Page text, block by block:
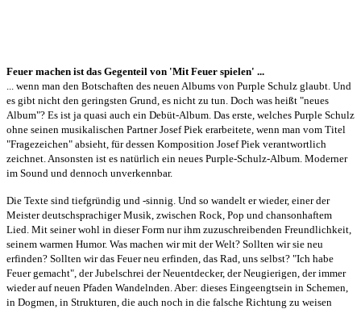
Feuer machen ist das Gegenteil von 'Mit Feuer spielen' ...
... wenn man den Botschaften des neuen Albums von Purple Schulz glaubt. Und
es gibt nicht den geringsten Grund, es nicht zu tun. Doch was heißt "neues
Album"? Es ist ja quasi auch ein Debüt-Album. Das erste, welches Purple Schulz
ohne seinen musikalischen Partner Josef Piek erarbeitete, wenn man vom Titel
"Fragezeichen" absieht, für dessen Komposition Josef Piek verantwortlich
zeichnet. Ansonsten ist es natürlich ein neues Purple-Schulz-Album. Moderner
im Sound und dennoch unverkennbar.
Die Texte sind tiefgründig und -sinnig. Und so wandelt er wieder, einer der
Meister deutschsprachiger Musik, zwischen Rock, Pop und chansonhaftem
Lied. Mit seiner wohl in dieser Form nur ihm zuzuschreibenden Freundlichkeit,
seinem warmen Humor. Was machen wir mit der Welt? Sollten wir sie neu
erfinden? Sollten wir das Feuer neu erfinden, das Rad, uns selbst? "Ich habe
Feuer gemacht", der Jubelschrei der Neuentdecker, der Neugierigen, der immer
wieder auf neuen Pfaden Wandelnden. Aber: dieses Eingeengtsein in Schemen,
in Dogmen, in Strukturen, die auch noch in die falsche Richtung zu weisen